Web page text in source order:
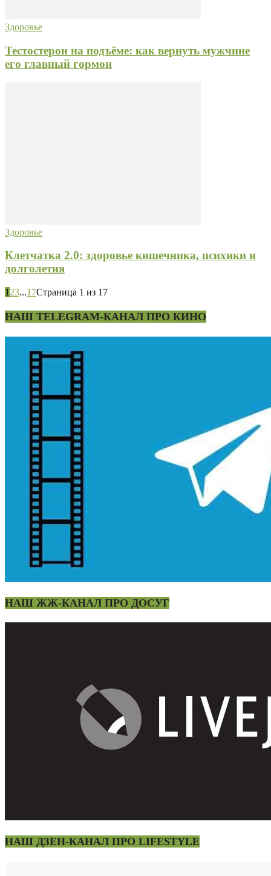
Здоровье
Тестостерон на подъёме: как вернуть мужчине
его главный гормон
Здоровье
Клетчатка 2.0: здоровье кишечника, психики и
долголетия
1 23...17Страница 1 из 17
НАШ TELEGRAM-КАНАЛ ПРО КИНО
НАШ ЖЖ-КАНАЛ ПРО ДОСУГ
НАШ ДЗЕН-КАНАЛ ПРО LIFESTYLE